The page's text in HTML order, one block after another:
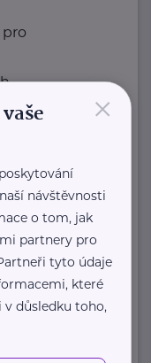
pro
×
návštěvnosti
o tom, jak
partnery pro
tyto údaje
které
důsledku toho,